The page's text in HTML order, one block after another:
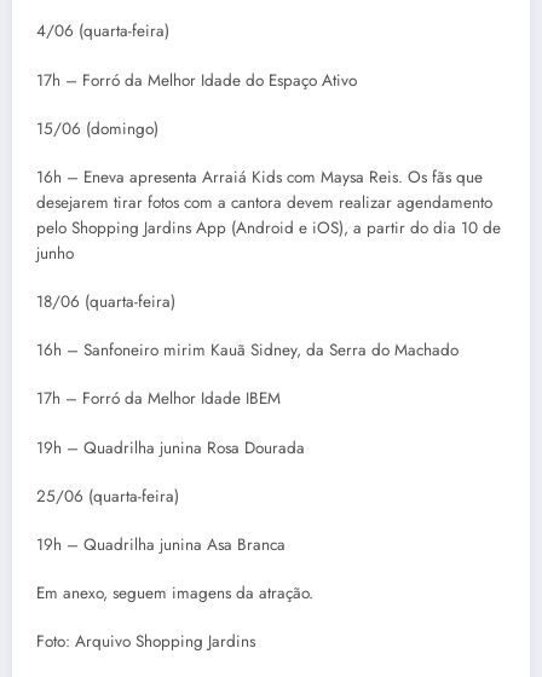
4/06 (quarta-feira)
17h – Forró da Melhor Idade do Espaço Ativo
15/06 (domingo)
16h – Eneva apresenta Arraiá Kids com Maysa Reis. Os fãs que
desejarem tirar fotos com a cantora devem realizar agendamento
pelo Shopping Jardins App (Android e iOS), a partir do dia 10 de
junho
18/06 (quarta-feira)
16h – Sanfoneiro mirim Kauã Sidney, da Serra do Machado
17h – Forró da Melhor Idade IBEM
19h – Quadrilha junina Rosa Dourada
25/06 (quarta-feira)
19h – Quadrilha junina Asa Branca
Em anexo, seguem imagens da atração.
Foto: Arquivo Shopping Jardins